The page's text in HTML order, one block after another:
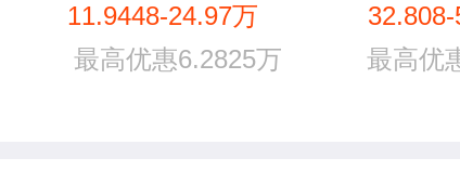
11.9448-24.97万
最高优惠6.2825万
最高优